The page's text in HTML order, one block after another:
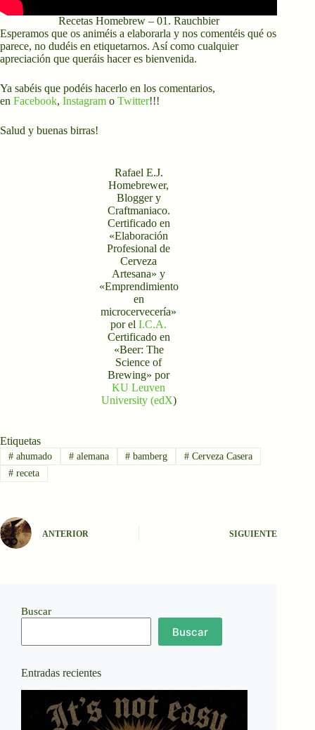
Recetas Homebrew – 01. Rauchbier
Esperamos que os animéis a elaborarla y nos comentéis qué os
parece, no dudéis en etiquetarnos. Así como cualquier
apreciación que queráis hacer es bienvenida.
Ya sabéis que podéis hacerlo en los comentarios,
en Facebook, Instagram o Twitter!!!
Salud y buenas birras!
Rafael E.J.
Homebrewer,
Blogger y
Craftmaniaco.
Certificado en
«Elaboración
Profesional de
Cerveza
Artesana» y
«Emprendimiento
en
microcervecería»
por elI.C.A.
Certificado en
«Beer: The
Science of
Brewing» por
KU Leuven
University (edX)
Etiquetas
#ahumado #alemana # bamberg # Cerveza Casera
#receta
ANTERIOR SIGUIENTE
Buscar
Buscar
Entradas recientes